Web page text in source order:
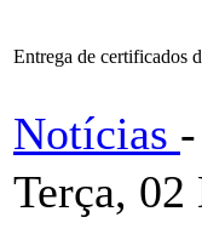
Entrega de certificados
Notícias -
Terça, 02